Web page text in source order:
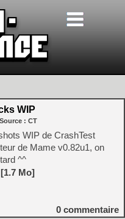
WIP
: CT
WIP de CrashTest
de Mame v0.82u1, on
^^
Mo]
0 commentaire